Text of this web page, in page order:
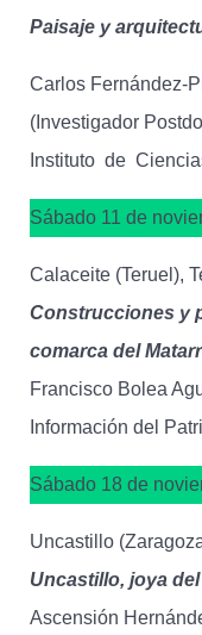
Paisaje y
Carlos Fernández-
(Investigador
Instituto de
Sábado 11 de
Calaceite (Teruel),
Construcciones y
comarca del
Francisco Bolea
Información del
Sábado 18 de
Uncastillo
Uncastillo, joya
Ascensión